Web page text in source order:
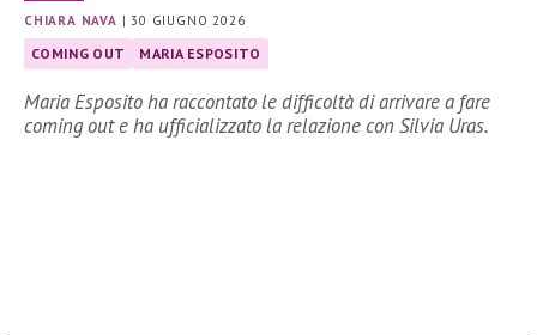
CHIARA NAVA |30 GIUGNO 2026
COMING OUT MARIA ESPOSITO
Maria Esposito ha raccontato le difficoltà di arrivare a fare
coming out e ha ufficializzato la relazione con Silvia Uras.